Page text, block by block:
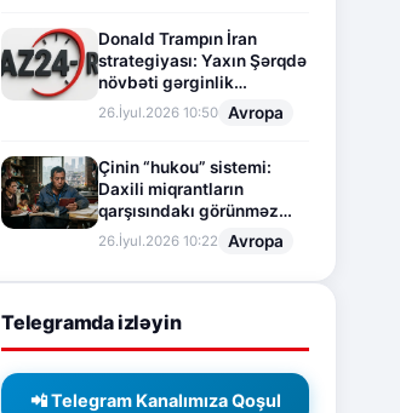
Donald Trampın İran
strategiyası: Yaxın Şərqdə
növbəti gərginlik
mərhələsi
26.İyul.2026 10:50 Avropa
Çinin “hukou” sistemi:
Daxili miqrantların
qarşısındakı görünməz
sədd
26.İyul.2026 10:22 Avropa
Telegramda izləyin
📲 Telegram Kanalımıza Qoşul